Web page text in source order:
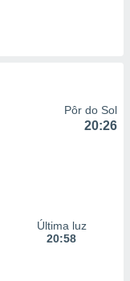
Pôr do Sol
20:26
Última luz
20:58